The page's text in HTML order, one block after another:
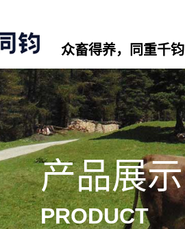
众畜得养，同重千钧
产品展示
PRODUCT